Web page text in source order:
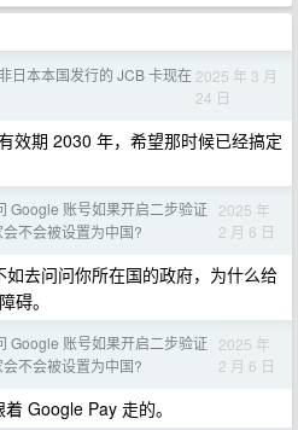
日本本国发行的 JCB 卡现在 2025 年 3 月
24 日
效期 2030 年，希望那时候已经搞定
Google 账号如果开启二步验证
不会被设置为中国?
2025 年
2 月 6 日
去问问你所在国的政府，为什么给
碍。
Google 账号如果开启二步验证
不会被设置为中国?
2025 年
2 月 6 日
Google Pay 走的。